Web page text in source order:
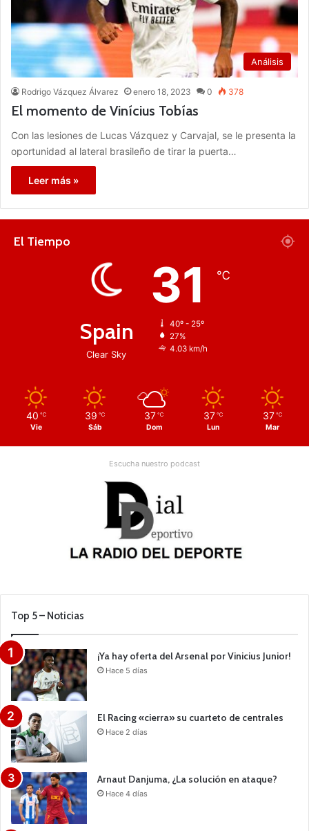
Análisis
Rodrigo Vázquez Álvarez enero 18, 2023 0 378
El momento de Vinícius Tobías
Con las lesiones de Lucas Vázquez y Carvajal, se le presenta la
oportunidad al lateral brasileño de tirar la puerta…
Leer más »
El Tiempo
Spain
Clear Sky
31 ℃
40º - 25º
27%
4.03 km/h
40 ℃
Vie
39 ℃
Sáb
37 ℃
Dom
37 ℃
Lun
37 ℃
Mar
Escucha nuestro podcast
Top 5 – Noticias
¡Ya hay oferta del Arsenal por Vinicius Junior!
Hace 5 días
El Racing «cierra» su cuarteto de centrales
Hace 2 días
Arnaut Danjuma, ¿La solución en ataque?
Hace 4 días